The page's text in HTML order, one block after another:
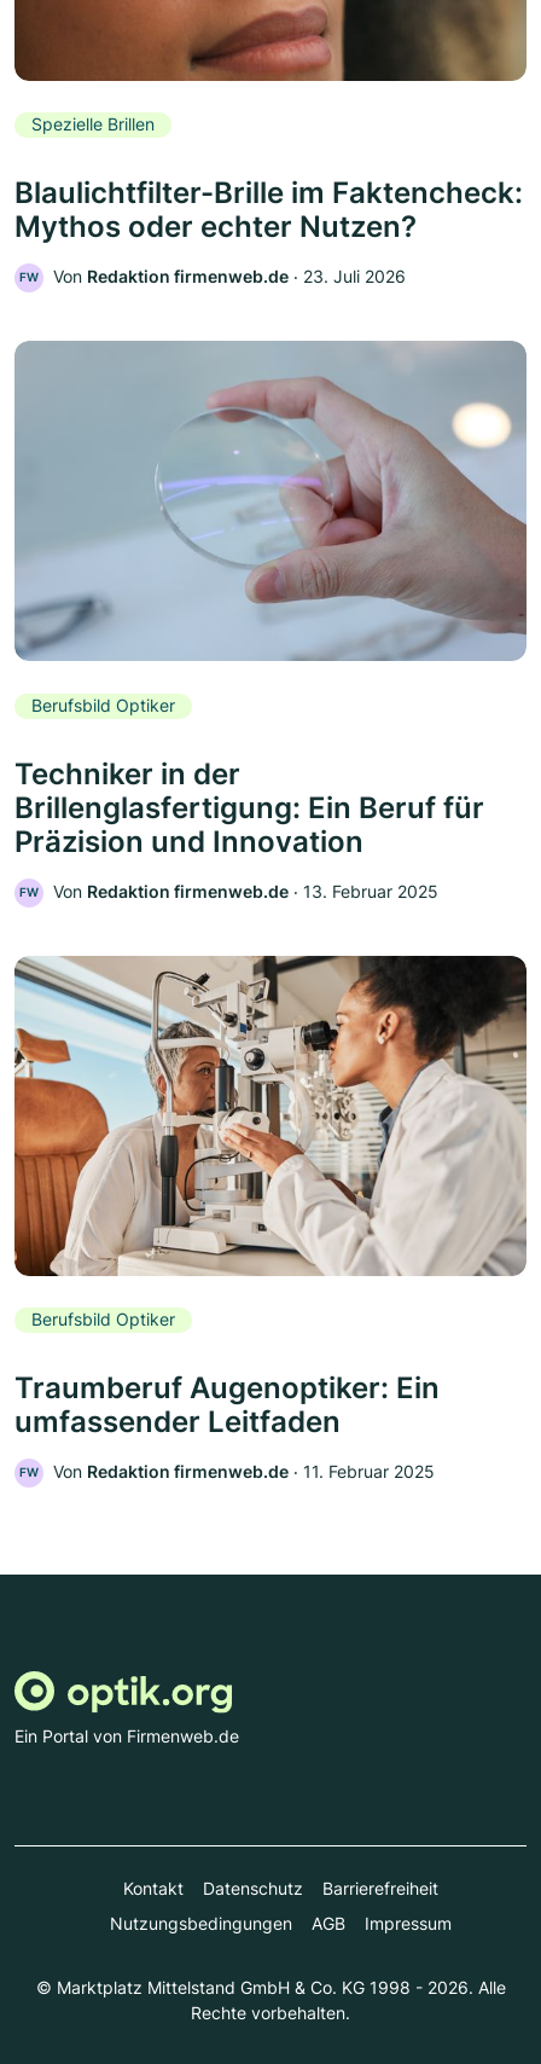
Spezielle Brillen
Blaulichtfilter-Brille im Faktencheck:
Mythos oder echter Nutzen?
FW Von Redaktion firmenweb.de ‧ 23. Juli 2026
Berufsbild Optiker
Techniker in der
Brillenglasfertigung: Ein Beruf für
Präzision und Innovation
FW Von Redaktion firmenweb.de ‧ 13. Februar 2025
Berufsbild Optiker
Traumberuf Augenoptiker: Ein
umfassender Leitfaden
FW Von Redaktion firmenweb.de ‧ 11. Februar 2025
Ein Portal von Firmenweb.de
Kontakt Datenschutz
Barrierefreiheit
Nutzungsbedingungen
AGB Impressum
© Marktplatz Mittelstand GmbH & Co. KG 1998 - 2026. Alle
Rechte vorbehalten.